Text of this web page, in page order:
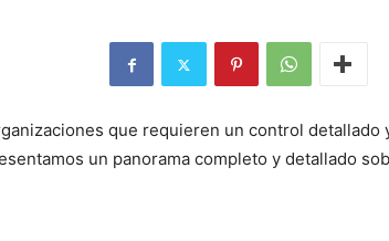
que requieren un control
un panorama completo y detallado